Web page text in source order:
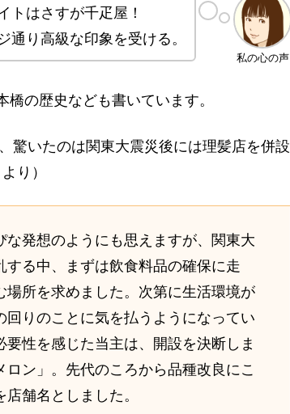
私の心の声
トはさすが千疋屋！
通り高級な印象を受ける。
の歴史なども書いています。
驚いたのは関東大震災後には理髪店を併設
り）
な発想のようにも思えますが、関東大
する中、まずは飲食料品の確保に走
場所を求めました。次第に生活環境が
回りのことに気を払うようになってい
要性を感じた当主は、開設を決断しま
ン」。先代のころから品種改良にこ
舗名としました。